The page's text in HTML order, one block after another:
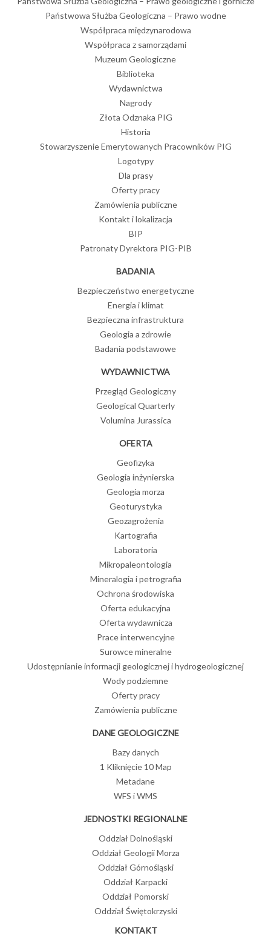
Państwowa Służba Geologiczna – Prawo wodne
Współpraca międzynarodowa
Współpraca z samorządami
Muzeum Geologiczne
Biblioteka
Wydawnictwa
Nagrody
Złota Odznaka PIG
Historia
Stowarzyszenie Emerytowanych Pracowników PIG
Logotypy
Dla prasy
Oferty pracy
Zamówienia publiczne
Kontakt i lokalizacja
BIP
Patronaty Dyrektora PIG-PIB
BADANIA
Bezpieczeństwo energetyczne
Energia i klimat
Bezpieczna infrastruktura
Geologia a zdrowie
Badania podstawowe
WYDAWNICTWA
Przegląd Geologiczny
Geological Quarterly
Volumina Jurassica
OFERTA
Geofizyka
Geologia inżynierska
Geologia morza
Geoturystyka
Geozagrożenia
Kartografia
Laboratoria
Mikropaleontologia
Mineralogia i petrografia
Ochrona środowiska
Oferta edukacyjna
Oferta wydawnicza
Prace interwencyjne
Surowce mineralne
Udostępnianie informacji geologicznej i hydrogeologicznej
Wody podziemne
Oferty pracy
Zamówienia publiczne
DANE GEOLOGICZNE
Bazy danych
1 Kliknięcie 10 Map
Metadane
WFS i WMS
JEDNOSTKI REGIONALNE
Oddział Dolnośląski
Oddział Geologii Morza
Oddział Górnośląski
Oddział Karpacki
Oddział Pomorski
Oddział Świętokrzyski
KONTAKT